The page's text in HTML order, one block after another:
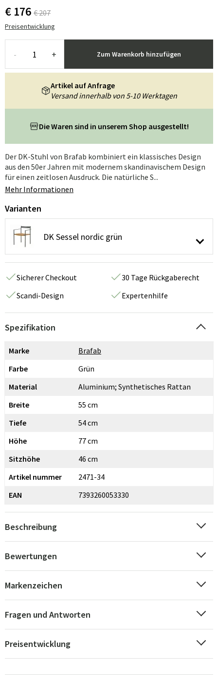
€ 176 € 207
Preisentwicklung
- + Zum Warenkorb hinzufügen
Die Waren sind in unserem Shop ausgestellt!
Artikel auf Anfrage
Versand innerhalb von 5-10 Werktagen
Der DK-Stuhl von Brafab kombiniert ein klassisches Design
aus den 50er Jahren mit modernem skandinavischem Design
für einen zeitlosen Ausdruck. Die natürliche S...
Mehr Informationen
Varianten
DK Sessel nordic grün
Sicherer Checkout
30 Tage Rückgaberecht
Scandi-Design
Expertenhilfe
Spezifikation
Marke
Brafab
Farbe
Grün
Material
Aluminium; Synthetisches Rattan
Breite
55 cm
Tiefe
54 cm
Höhe
77 cm
Sitzhöhe
46 cm
Artikel nummer
2471-34
EAN
7393260053330
Beschreibung
Bewertungen
Markenzeichen
Fragen und Antworten
Preisentwicklung